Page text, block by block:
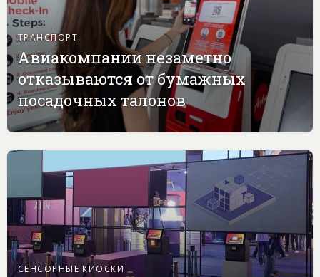
ТРАНСПОРТ
Авиакомпании незаметно
отказываются от бумажных
посадочных талонов
СЕНСОРНЫЕ КИОСКИ